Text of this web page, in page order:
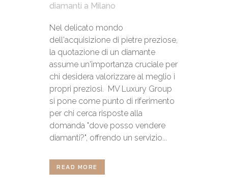
diamanti a Milano
Nel delicato mondo
dell'acquisizione di pietre preziose,
la quotazione di un diamante
assume un'importanza cruciale per
chi desidera valorizzare al meglio i
propri preziosi. MV Luxury Group
si pone come punto di riferimento
per chi cerca risposte alla
domanda "dove posso vendere
diamanti?", offrendo un servizio...
READ MORE